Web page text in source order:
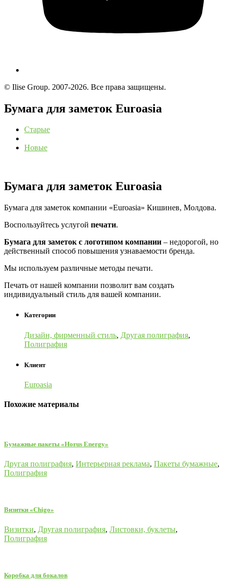
© Ilise Group. 2007-2026. Все права защищены.
Бумага для заметок Euroasia
Старые
Новые
Бумага для заметок Euroasia
Бумага для заметок компании «Euroasia» Кишинев, Молдова.
Воспользуйтесь услугой печати.
Бумага для заметок с логотипом компании – недорогой, но
действенный способ повышения узнаваемости бренда.
Мы используем различные методы печати.
Печать от нашей компании позволит вам создать
индивидуальный стиль для вашей компании.
Категории
Дизайн, фирменный стиль, Другая полиграфия,
Полиграфия
Клиент
Euroasia
Похожие материалы
Бумажные пакеты «Horus Energy»
Другая полиграфия, Интерьерная реклама, Пакеты бумажные,
Полиграфия
Визитки «Chigo»
Визитки, Другая полиграфия, Листовки, буклеты,
Полиграфия
Коробка для бокалов